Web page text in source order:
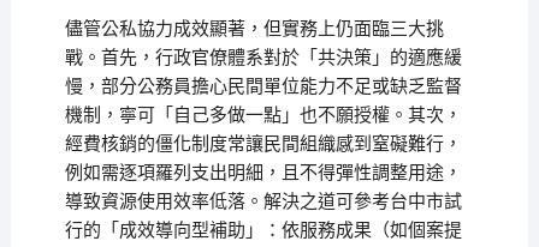
儘管公私協力成效顯著，但實務上仍面臨三大挑
戰。首先，行政官僚體系對於「共決策」的適應緩
慢，部分公務員擔心民間單位能力不足或缺乏監督
機制，寧可「自己多做一點」也不願授權。其次，
經費核銷的僵化制度常讓民間組織感到窒礙難行，
例如需逐項羅列支出明細，且不得彈性調整用途，
導致資源使用效率低落。解決之道可參考台中市試
行的「成效導向型補助」：依服務成果（如個案提